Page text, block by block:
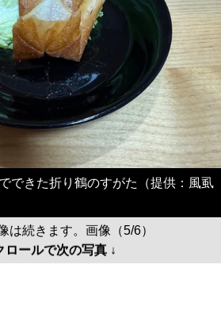
できた折り鶴のすがた（提供：風虱
は続きます。画像（5/6）
ロールで次の写真 ↓